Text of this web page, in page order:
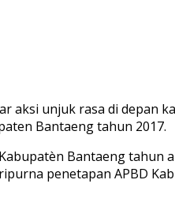
aksi unjuk rasa di
Bantaeng tahun 2017.
Bantaeng tahun
penetapan APBD